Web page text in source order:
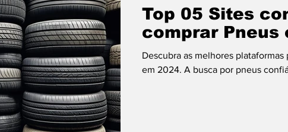
Trabalho Tecnologia Turismo Video
Top 05 Sites
comprar Pneus
Descubra as melhores
em 2024. A busca por pneus